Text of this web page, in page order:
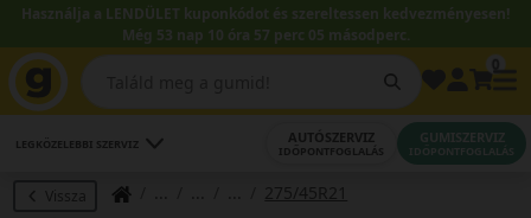
Használja a LENDÜLET kuponkódot és szereltessen kedvezményesen!
Még 53 nap 10 óra 57 perc 04 másodperc.
LEGKÖZELEBBI SZERVIZ AUTÓSZERVIZ
IDŐPONTFOGLALÁS
GUMISZERVIZ
IDŐPONTFOGLALÁS
Vissza
275/45R21